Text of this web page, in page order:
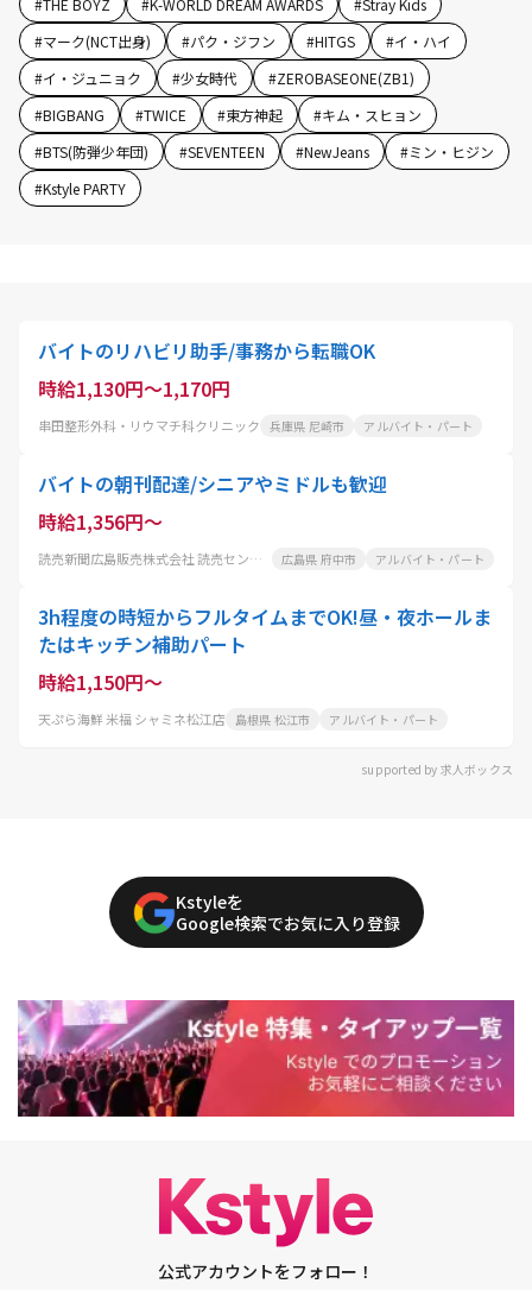
#THE BOYZ #K-WORLD DREAM AWARDS #Stray Kids
#マーク(NCT出身) #パク・ジフン #HITGS #イ・ハイ
#イ・ジュニョク #少女時代 #ZEROBASEONE(ZB1)
#BIGBANG #TWICE #東方神起 #キム・スヒョン
#BTS(防弾少年団) #SEVENTEEN #NewJeans #ミン・ヒジン
#Kstyle PARTY
バイトのリハビリ助手/事務から転職OK
時給1,130円～1,170円
串田整形外科・リウマチ科クリニック 兵庫県 尼崎市 アルバイト・パート
バイトの朝刊配達/シニアやミドルも歓迎
時給1,356円～
読売新聞広島販売株式会社 読売センター府中 広島県 府中市 アルバイト・パート
3h程度の時短からフルタイムまでOK!昼・夜ホールま
たはキッチン補助パート
時給1,150円～
天ぷら海鮮 米福 シャミネ松江店 島根県 松江市 アルバイト・パート
supported by 求人ボックス
Kstyleを
Google検索でお気に入り登録
公式アカウントをフォロー！